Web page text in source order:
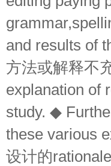
and results of
方法或解释不
explanation of
study. ◆
these various
设计的